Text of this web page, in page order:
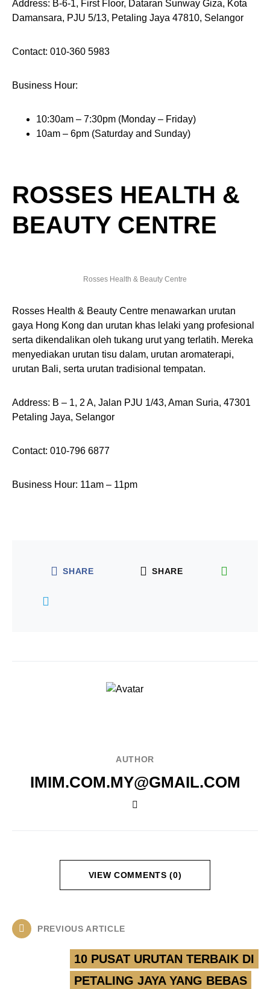
Address: B-6-1, First Floor, Dataran Sunway Giza, Kota
Damansara, PJU 5/13, Petaling Jaya 47810, Selangor
Contact: 010-360 5983
Business Hour:
10:30am – 7:30pm (Monday – Friday)
10am – 6pm (Saturday and Sunday)
ROSSES HEALTH &
BEAUTY CENTRE
Rosses Health & Beauty Centre
Rosses Health & Beauty Centre menawarkan urutan
gaya Hong Kong dan urutan khas lelaki yang profesional
serta dikendalikan oleh tukang urut yang terlatih. Mereka
menyediakan urutan tisu dalam, urutan aromaterapi,
urutan Bali, serta urutan tradisional tempatan.
Address: B – 1, 2 A, Jalan PJU 1/43, Aman Suria, 47301
Petaling Jaya, Selangor
Contact: 010-796 6877
Business Hour: 11am – 11pm
SHARE SHARE
AUTHOR
IMIM.COM.MY@GMAIL.COM
VIEW COMMENTS (0)
PREVIOUS ARTICLE
10 PUSAT URUTAN TERBAIK DI
PETALING JAYA YANG BEBAS